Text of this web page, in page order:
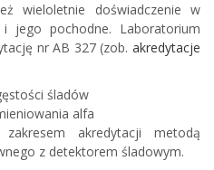
wieloletnie doświadczenie w
jego pochodne. Laboratorium
nr AB 327 (zob. akredytacje
śladów
alfa
akredytacji metodą
z detektorem śladowym.